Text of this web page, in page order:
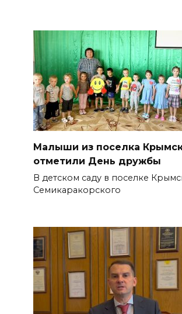
Малыши из поселка
отметили День дружбы
В детском саду в поселке
Семикаракорского